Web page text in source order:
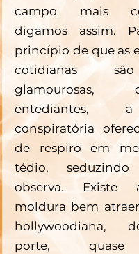
campo mais
digamos assim.
princípio de que as
cotidianas
entediantes,
conspiratória
de respiro em
tédio,
observa. Existe
moldura bem
hollywoodiana,
porte, quase